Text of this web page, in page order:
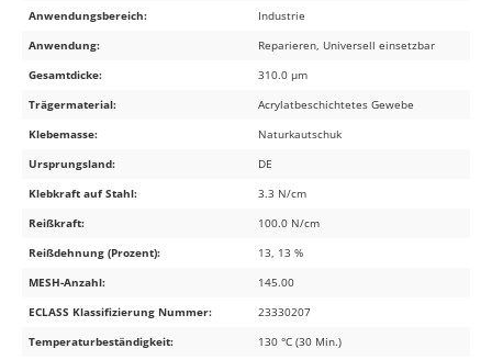
Anwendungsbereich:
Industrie
Anwendung:
Reparieren, Universell einsetzbar
Gesamtdicke:
310.0 µm
Trägermaterial:
Acrylatbeschichtetes Gewebe
Klebemasse:
Naturkautschuk
Ursprungsland:
DE
Klebkraft auf Stahl:
3.3 N/cm
Reißkraft:
100.0 N/cm
Reißdehnung (Prozent):
13, 13 %
MESH-Anzahl:
145.00
ECLASS Klassifizierung Nummer:
23330207
Temperaturbeständigkeit:
130 °C (30 Min.)